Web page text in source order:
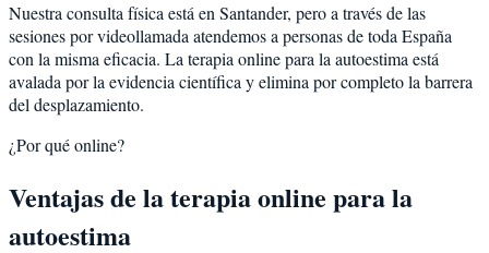
Nuestra consulta física está en Santander, pero a través de las
sesiones por videollamada atendemos a personas de toda España
con la misma eficacia. La terapia online para laautoestimaestá
avalada por la evidencia científica y elimina por completo la barrera
del desplazamiento.
¿Por qué online?
Ventajas de la terapia online para la
autoestima